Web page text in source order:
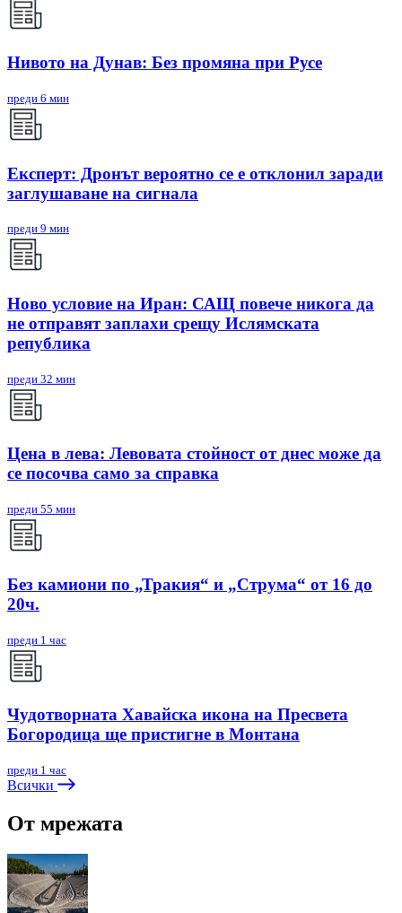
Нивото на Дунав: Без промяна при Русе
преди 6 мин
Експерт: Дронът вероятно се е отклонил заради
заглушаване на сигнала
преди 9 мин
Ново условие на Иран: САЩ повече никога да
не отправят заплахи срещу Ислямската
република
преди 32 мин
Цена в лева: Левовата стойност от днес може да
се посочва само за справка
преди 55 мин
Без камиони по „Тракия“ и „Струма“ от 16 до
20ч.
преди 1 час
Чудотворната Хавайска икона на Пресвета
Богородица ще пристигне в Монтана
преди 1 час
Всички
От мрежата